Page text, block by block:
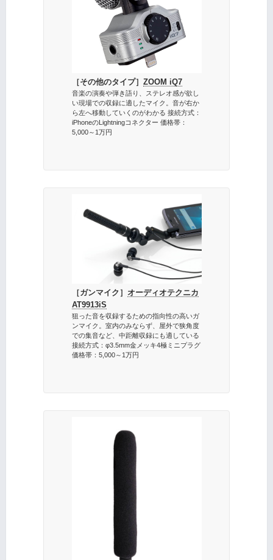
［その他のタイプ］ ZOOM iQ7
音楽の演奏や弾き語り、ステレオ感が欲し
い現場での収録に適したマイク。音が右か
ら左へ移動していくのがわかる 接続方式：
iPhoneのLightningコネクター 価格帯：
5,000～1万円
［ガンマイク］
オーディオテクニカ
AT9913iS
狙った音を収録するための指向性の高いガ
ンマイク。室内のみならず、屋外で狭角度
での集音など、中距離収録にも適している
接続方式：φ3.5mm金メッキ4極ミニプラグ
価格帯：5,000～1万円